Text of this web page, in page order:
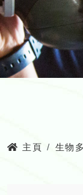
主頁 生物